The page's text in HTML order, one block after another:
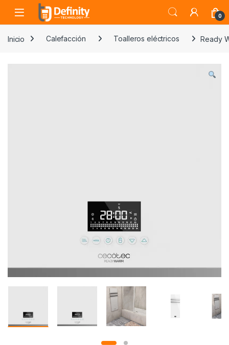
Skip to navigation
Skip to content
Open 0
Inicio Calefacción Toalleros eléctricos Ready